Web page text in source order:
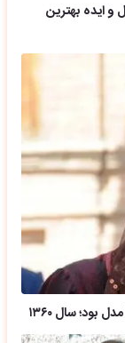
و ایده بهترین
بود؛ سال ۱۳۶۰